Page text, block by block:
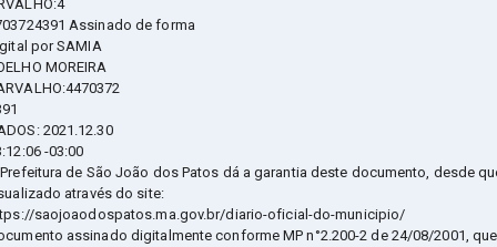
Assinado de forma
por SAMIA
MOREIRA
2021.12.30
-03:00
de São João dos Patos dá a garantia deste documento, desde
através do site:
saojoaodospatos.ma.gov.br/diario-oficial-do-municipio/
assinado digitalmente conforme MP n°2.200-2 de 24/08/2001, que